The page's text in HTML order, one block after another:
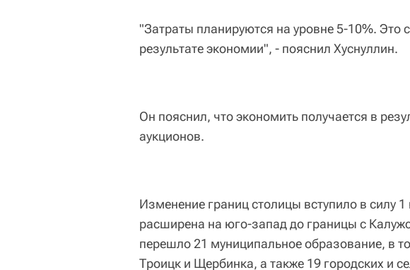
"Затраты планируются на уровне 5-10%. Это
результате экономии", - пояснил Хуснуллин.
Он пояснил, что экономить получается в
аукционов.
Изменение границ столицы вступило в силу
расширена на юго-запад до границы с
перешло 21 муниципальное образование, в
Троицк и Щербинка, а также 19 городских и